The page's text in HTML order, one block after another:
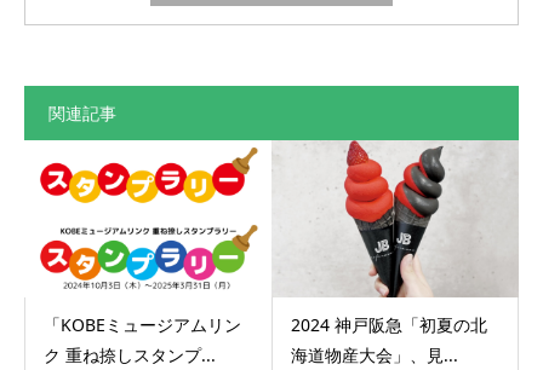
関連記事
「KOBEミュージアムリン
ク 重ね捺しスタンプ...
2024 神戸阪急「初夏の北
海道物産大会」、見...